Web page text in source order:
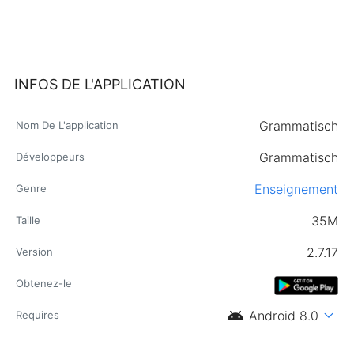
INFOS DE L'APPLICATION
Nom De L'application Grammatisch
Développeurs Grammatisch
Genre Enseignement
Taille 35M
Version 2.7.17
Obtenez-le
Requires android Android 8.0 expand_more